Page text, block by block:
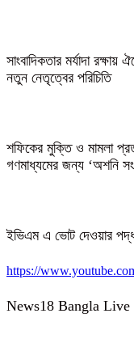
সাংবাদিকতার মর্যাদা
নতুন নেতৃত্বের পরিচিতি
শফিকের মুক্তি ও মামলা
গণমাধ্যমের জন্য ‘অশনি
ইভিএম এ ভোট দেওয়ার
https://
News18 Bangla Live